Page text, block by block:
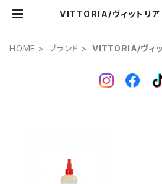
VITTORIA/ヴィットリ
HOME ブランド VITTORIA/ヴィ